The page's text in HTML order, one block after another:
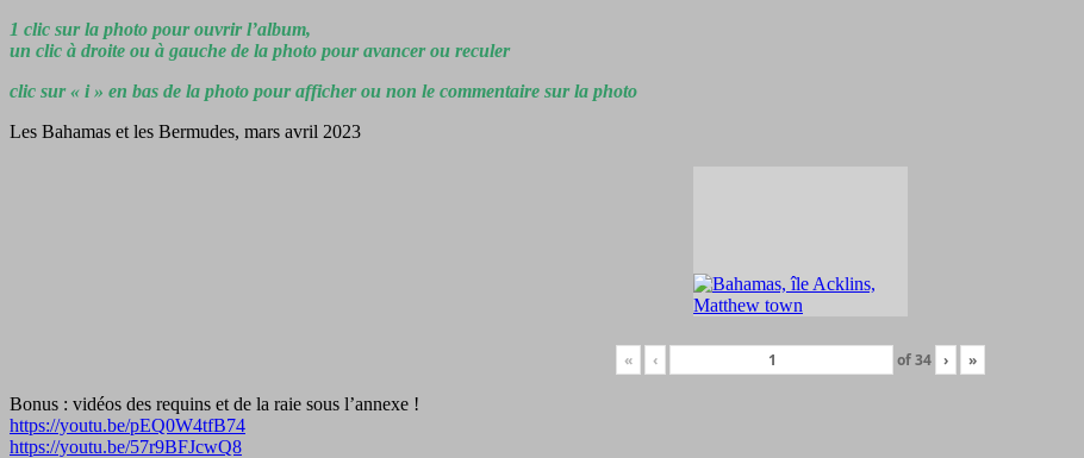
1 clic sur la photo pour ouvrir l’album,
un clic à droite ou à gauche de la photo pour avancer ou reculer
clic sur « i » en bas de la photo pour afficher ou non le commentaire sur la photo
Les Bahamas et les Bermudes, mars avril 2023
« ‹ of34 › »
Bonus : vidéos des requins et de la raie sous l’annexe !
https://youtu.be/pEQ0W4tfB74
https://youtu.be/57r9BFJcwQ8